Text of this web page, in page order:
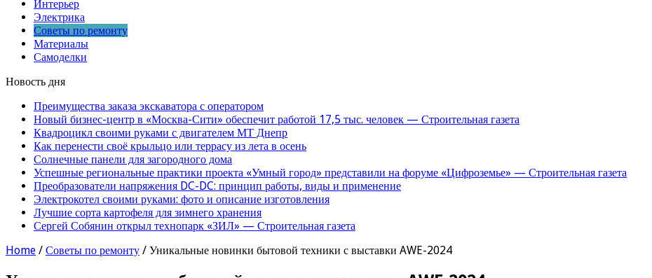
Интерьер
Электрика
Советы по ремонту
Материалы
Самоделки
Новость дня
Преимущества заказа экскаватора с оператором
Новый бизнес-центр в «Москва-Сити» обеспечит работой 17,5 тыс. человек — Строительная газета
Квадроцикл своими руками с двигателем МТ Днепр
Как перенести своё крыльцо или террасу из лета в осень
Солнечные панели для загородного дома
Успешные региональные практики проекта «Умный город» представили на форуме «Цифроземье» — Строительная газета
Преобразователи напряжения DC-DC: принцип работы, виды и применение
Электрокотел своими руками: фото и описание изготовления
Лучшие сорта картофеля для зимнего хранения
Сергей Собянин открыл технопарк «ЗИЛ» — Строительная газета
Home / Советы по ремонту / Уникальные новинки бытовой техники с выставки AWE-2024